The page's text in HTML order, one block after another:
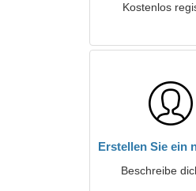
Kostenlos
Erstellen Sie ein
Beschreibe